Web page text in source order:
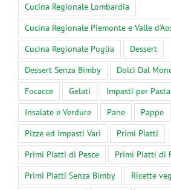
Cucina Regionale Lombardia
Cucina Regionale Piemonte e Valle
Cucina Regionale Puglia
Dessert
Dessert Senza Bimby
Dolci Dal
Focacce
Gelati
Impasti per Pasta
Insalate e Verdure
Pane Pappe
Pizze ed Impasti Vari
Primi Piatti
Primi Piatti di Pesce
Primi Piatti di
Primi Piatti Senza Bimby
Ricette